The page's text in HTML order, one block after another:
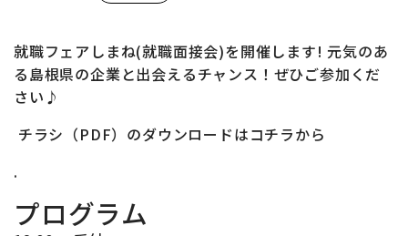
就職フェアしまね(就職面接会)を開催します! 元気のあ
る島根県の企業と出会えるチャンス！ぜひご参加くだ
さい♪
チラシ（PDF）のダウンロードはコチラから
.
プログラム